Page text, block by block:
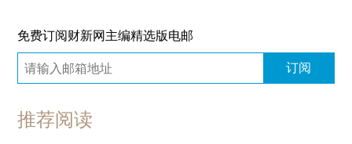
免费订阅财新网主编精选版电邮
订阅
推荐阅读